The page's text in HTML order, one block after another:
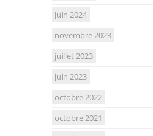
juin 2024
novembre 2023
juillet 2023
juin 2023
octobre 2022
octobre 2021